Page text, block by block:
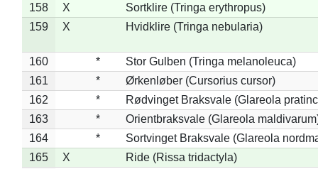
158 X
Sortklire (Tringa erythropus)
159
X Hvidklire (Tringa nebularia)
160 *
Stor Gulben (Tringa melanoleuca)
161
*
Ørkenløber (Cursorius cursor)
162
*
Rødvinget Braksvale (Glareola
163
*
Orientbraksvale (Glareola
164
*
Sortvinget Braksvale (Glareola
165
X
Ride (Rissa tridactyla)